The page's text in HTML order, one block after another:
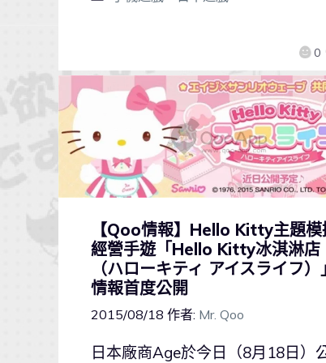
0
【Qoo情報】Hello Kitty主題模
經營手遊「Hello Kitty冰淇淋店
（ハローキティ アイスライフ）」
情報首度公開
2015/08/18 作者: Mr. Qoo
日本廠商Age於今日（8月18日）